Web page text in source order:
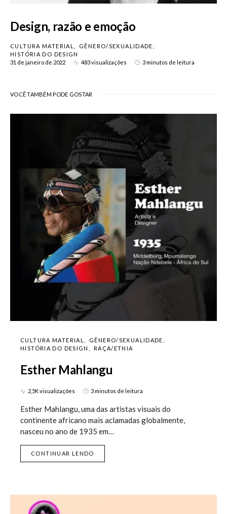
Design, razão e emoção
CULTURA MATERIAL
GÊNERO/SEXUALIDADE
HISTÓRIA DO DESIGN
31 de janeiro de 2022
483 visualizações 3 minutos de leitura
VOCÊ TAMBÉM PODE GOSTAR
CULTURA MATERIAL
GÊNERO/SEXUALIDADE
HISTÓRIA DO DESIGN
RAÇA/ETNIA
Esther Mahlangu
2,5K visualizações 3 minutos de leitura
Esther Mahlangu, uma das artistas visuais do
continente africano mais aclamadas globalmente,
nasceu no ano de 1935 em…
CONTINUAR LENDO